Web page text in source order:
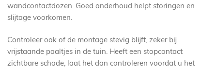
wandcontactdozen. Goed onderhoud helpt storingen en
slijtage voorkomen.
Controleer ook of de montage stevig blijft, zeker bij
vrijstaande paaltjes in de tuin. Heeft een stopcontact
zichtbare schade, laat het dan controleren voordat u het